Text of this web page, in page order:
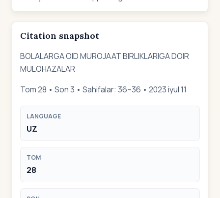
Citation snapshot
BOLALARGA OID MUROJAAT BIRLIKLARIGA DOIR
MULOHAZALAR
Tom 28 • Son 3 • Sahifalar: 36–36 • 2023 iyul 11
LANGUAGE
UZ
TOM
28